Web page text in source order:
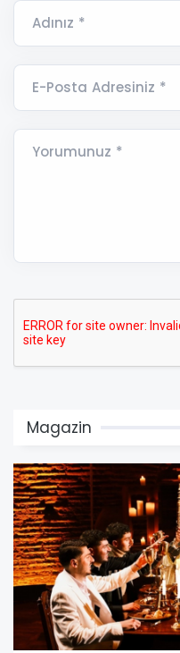
Adınız *
E-Posta Adresiniz *
Yorumunuz *
Magazin